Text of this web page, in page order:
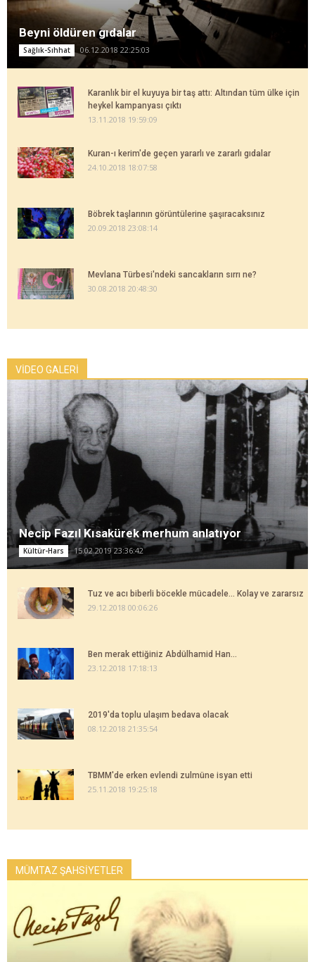
Beyni öldüren gıdalar
Sağlık-Sıhhat 06.12.2018 22:25:03
Karanlık bir el kuyuya bir taş attı: Altından tüm ülke için
heykel kampanyası çıktı
13.11.2018 19:59:09
Kuran-ı kerim'de geçen yararlı ve zararlı gıdalar
24.10.2018 18:07:58
Böbrek taşlarının görüntülerine şaşıracaksınız
20.09.2018 23:08:14
Mevlana Türbesi'ndeki sancakların sırrı ne?
30.08.2018 20:48:30
VİDEO GALERİ
Necip Fazıl Kısakürek merhum anlatıyor
Kültür-Hars 15.02.2019 23:36:42
Tuz ve acı biberli böcekle mücadele... Kolay ve zararsız
29.12.2018 00:06:26
Ben merak ettiğiniz Abdülhamid Han...
23.12.2018 17:18:13
2019'da toplu ulaşım bedava olacak
08.12.2018 21:35:54
TBMM'de erken evlendi zulmüne isyan etti
25.11.2018 19:25:18
MÜMTAZ ŞAHSİYETLER